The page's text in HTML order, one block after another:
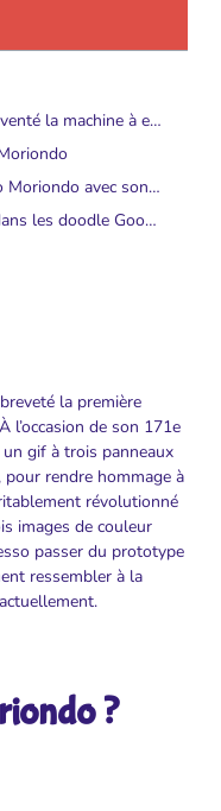
Comment Angelo Moriondo a inventé la machine à expresso ?
Google rend hommage à Angelo Moriondo avec son doodle Google
Les autres inventeurs apparus dans les doodle Google
la première
l’occasion de son 171e
gif à trois panneaux
pour rendre hommage à
révolutionné
images de couleur
passer du prototype
ressembler à la
?